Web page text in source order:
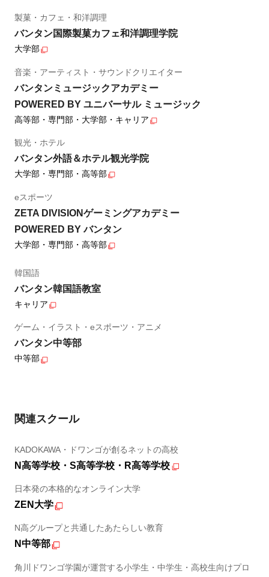
製菓・カフェ・和洋調理
バンタン国際製菓カフェ和洋調理学院
大学部
音楽・アーティスト・サウンドクリエイター
バンタンミュージックアカデミー
POWERED BY ユニバーサル ミュージック
高等部・専門部・大学部・キャリア
観光・ホテル
バンタン外語＆ホテル観光学院
大学部・専門部・高等部
eスポーツ
ZETA DIVISIONゲーミングアカデミー
POWERED BY バンタン
大学部・専門部・高等部
韓国語
バンタン韓国語教室
キャリア
ゲーム・イラスト・eスポーツ・アニメ
バンタン中等部
中等部
関連スクール
KADOKAWA・ドワンゴが創るネットの高校
N高等学校・S高等学校・R高等学校
日本発の本格的なオンライン大学
ZEN大学
N高グループと共通したあたらしい教育
N中等部
角川ドワンゴ学園が運営する小学生・中学生・高校生向けプロ